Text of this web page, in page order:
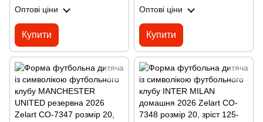
Оптові ціни
Купити
Оптові ціни
Купити